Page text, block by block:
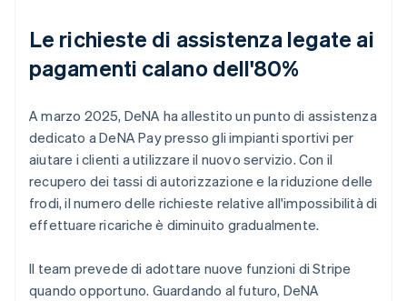
Le richieste di assistenza legate ai
pagamenti calano dell'80%
A marzo 2025, DeNA ha allestito un punto di assistenza
dedicato a DeNA Pay presso gli impianti sportivi per
aiutare i clienti a utilizzare il nuovo servizio. Con il
recupero dei tassi di autorizzazione e la riduzione delle
frodi, il numero delle richieste relative all'impossibilità di
effettuare ricariche è diminuito gradualmente.
Il team prevede di adottare nuove funzioni di Stripe
quando opportuno. Guardando al futuro, DeNA